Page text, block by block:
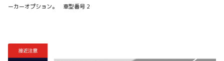
ーカーオプション。 車型番号 2